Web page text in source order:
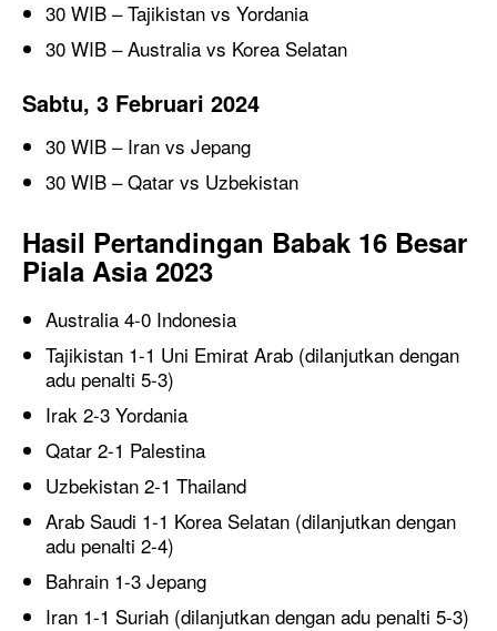
30 WIB – Tajikistan vs Yordania
30 WIB – Australia vs Korea Selatan
Sabtu, 3 Februari 2024
30 WIB – Iran vs Jepang
30 WIB – Qatar vs Uzbekistan
Hasil Pertandingan Babak 16 Besar
Piala Asia 2023
Australia 4-0 Indonesia
Tajikistan 1-1 Uni Emirat Arab (dilanjutkan dengan
adu penalti 5-3)
Irak 2-3 Yordania
Qatar 2-1 Palestina
Uzbekistan 2-1 Thailand
Arab Saudi 1-1 Korea Selatan (dilanjutkan dengan
adu penalti 2-4)
Bahrain 1-3 Jepang
Iran 1-1 Suriah (dilanjutkan dengan adu penalti 5-3)